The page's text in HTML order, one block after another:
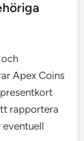
Apex Coins
rapportera